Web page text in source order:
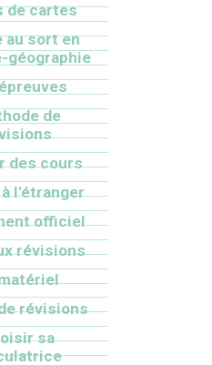
de cartes
au sort en
géographie
de
des cours
l'étranger
officiel
révisions
révisions
sa